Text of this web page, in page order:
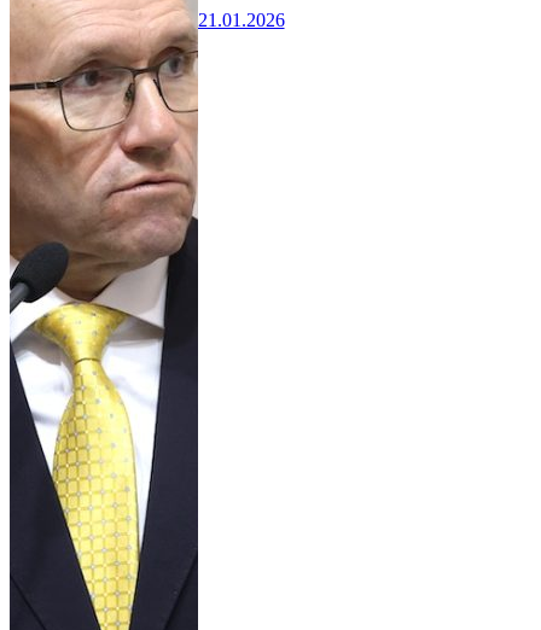
21.01.2026